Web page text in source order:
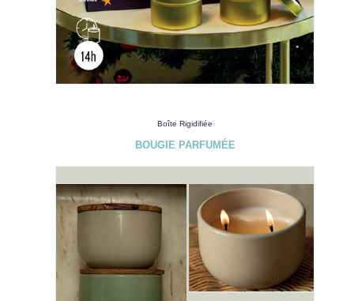
Boîte Rigidifiée
BOUGIE PARFUMÉE